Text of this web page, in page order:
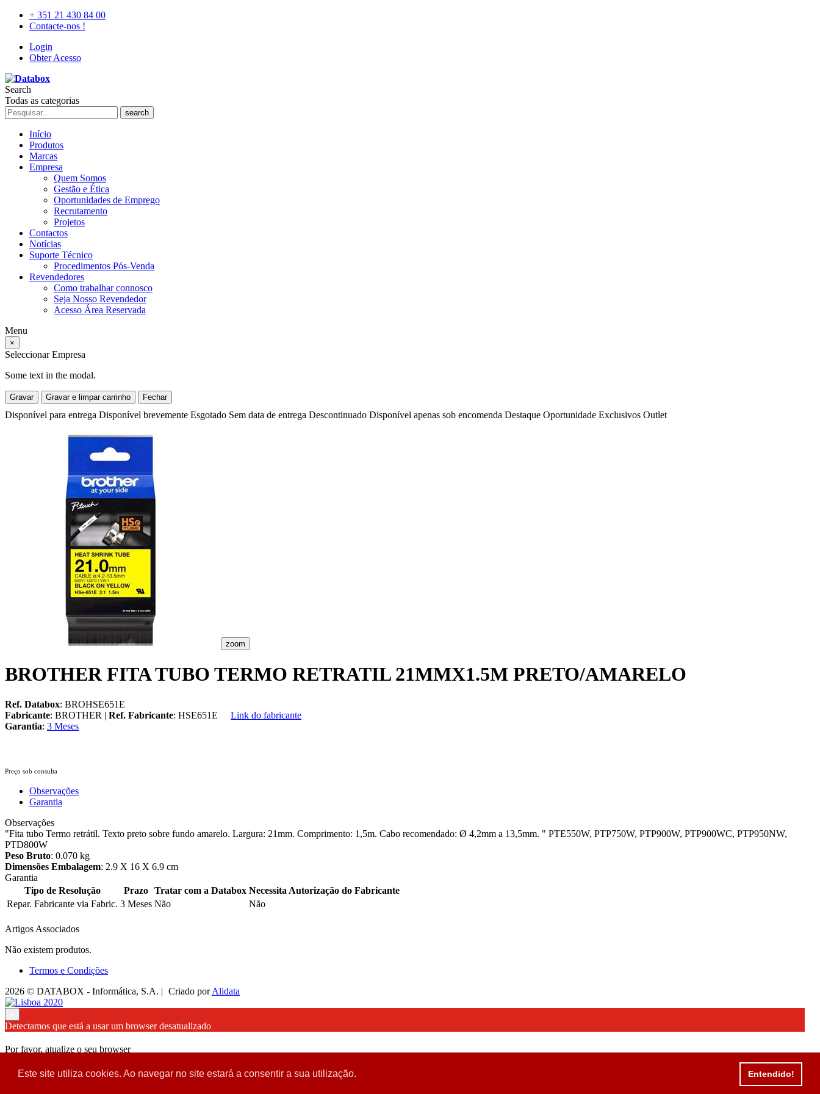
Este site utiliza cookies. Ao navegar no site estará a consentir a sua utilização. Entendido!
+ 351 21 430 84 00
Contacte-nos !
Login
Obter Acesso
Search
Todas as categorias
search
Início
Produtos
Marcas
Empresa
Quem Somos
Gestão e Ética
Oportunidades de Emprego
Recrutamento
Projetos
Contactos
Notícias
Suporte Técnico
Procedimentos Pós-Venda
Revendedores
Como trabalhar connosco
Seja Nosso Revendedor
Acesso Área Reservada
Menu
×
Seleccionar Empresa
Some text in the modal.
Gravar Gravar e limpar carrinho Fechar
Disponível para entrega Disponível brevemente Esgotado Sem data de entrega Descontinuado Disponível apenas sob encomenda Destaque Oportunidade Exclusivos Outlet
zoom
BROTHER FITA TUBO TERMO RETRATIL 21MMX1.5M PRETO/AMARELO
Ref. Databox: BROHSE651E
Fabricante: BROTHER | Ref. Fabricante: HSE651E
Link do fabricante
Garantia: 3 Meses
Preço sob consulta
Observações
Garantia
Observações
"Fita tubo Termo retrátil. Texto preto sobre fundo amarelo. Largura: 21mm. Comprimento: 1,5m. Cabo recomendado: Ø 4,2mm a 13,5mm. " PTE550W, PTP750W, PTP900W, PTP900WC, PTP950NW,
PTD800W
Peso Bruto: 0.070 kg
Dimensões Embalagem: 2.9 X 16 X 6.9 cm
Garantia
Tipo de Resolução
Prazo Tratar com a Databox Necessita Autorização do Fabricante
Repar. Fabricante via Fabric. 3 Meses Não Não
Artigos Associados
Não existem produtos.
Termos e Condições
2026 © DATABOX - Informática, S.A. | Criado porAlidata
Detectamos que está a usar um browser desatualizado
Por favor, atualize o seu browser